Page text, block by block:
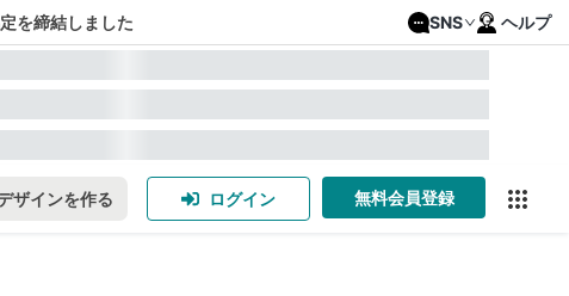
を締結しました SNS ヘルプ
ザインを作る ログイン 無料会員登録